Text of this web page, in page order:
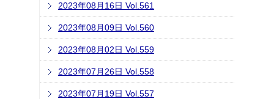
2023年08月16日 Vol.561
2023年08月09日 Vol.560
2023年08月02日 Vol.559
2023年07月26日 Vol.558
2023年07月19日 Vol.557